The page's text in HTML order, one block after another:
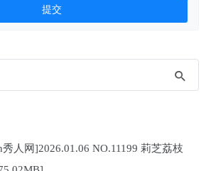
人网]2026.01.06 NO.11199 莉芝荔枝